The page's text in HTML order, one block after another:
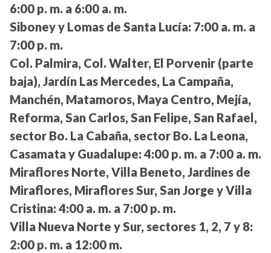
6:00 p. m. a 6:00 a. m.
Siboney y Lomas de Santa Lucía: 7:00 a. m. a
7:00 p. m.
Col. Palmira, Col. Walter, El Porvenir (parte
baja), Jardín Las Mercedes, La Campaña,
Manchén, Matamoros, Maya Centro, Mejía,
Reforma, San Carlos, San Felipe, San Rafael,
sector Bo. La Cabaña, sector Bo. La Leona,
Casamata y Guadalupe: 4:00 p. m. a 7:00 a. m.
Miraflores Norte, Villa Beneto, Jardines de
Miraflores, Miraflores Sur, San Jorge y Villa
Cristina: 4:00 a. m. a 7:00 p. m.
Villa Nueva Norte y Sur, sectores 1, 2, 7 y 8:
2:00 p. m. a 12:00 m.